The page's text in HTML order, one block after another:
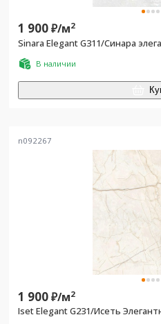
1 900₽/м2
Sinara Elegant G311/Синара
В наличии
n092267
1 900₽/м2
Iset Elegant G231/Исеть